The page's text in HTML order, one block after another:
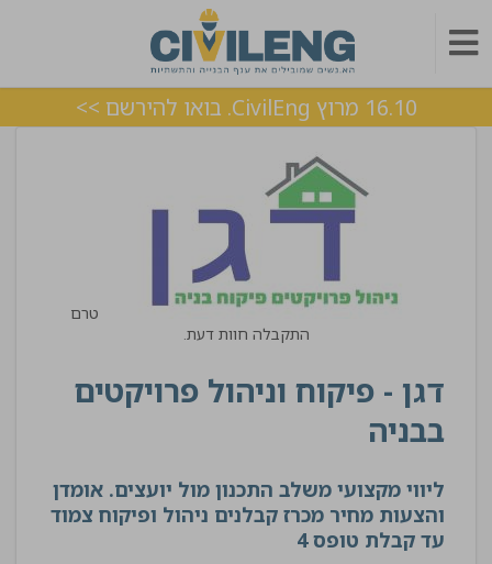
16.10 מרוץ CivilEng. בואו להירשם >>
טרם
התקבלה חוות דעת.
דגן - פיקוח וניהול פרויקטים
בבניה
ליווי מקצועי משלב התכנון מול יועצים. אומדן
והצעות מחיר מכרז קבלנים ניהול ופיקוח צמוד
עד קבלת טופס 4